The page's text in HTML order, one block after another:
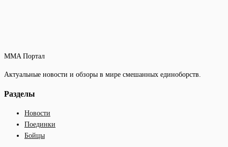
MMA Портал
Актуальные новости и обзоры в мире смешанных единоборств.
Разделы
Новости
Поединки
Бойцы